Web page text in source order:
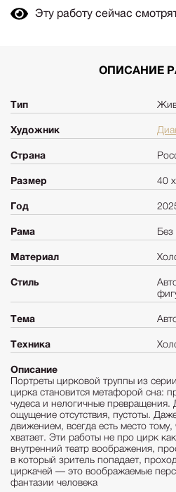
ОПИСАНИЕ
Тип
Художник
Страна
Размер 40
Год
Рама
Материал
Стиль
Тема
Техника
Описание
Портреты цирковой труппы из
цирка становится метафорой сна:
чудеса и нелогичные
ощущение отсутствия, пустоты.
движением, всегда есть место
хватает. Эти работы не про цирк
внутренний театр воображения,
в который зритель попадает,
циркачей — это воображаемые
фантазии человека
Эту работу сейчас